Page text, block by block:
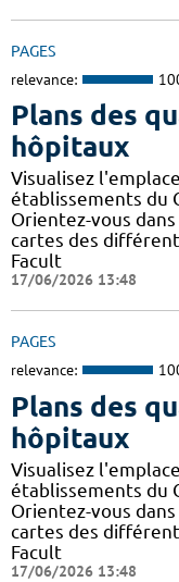
PAGES
relevance:
Plans des
hôpitaux
Visualisez
établissements du
Orientez-vous
cartes des
Facult
17/06/2026 13:48
PAGES
relevance:
Plans des
hôpitaux
Visualisez
établissements du
Orientez-vous
cartes des
Facult
17/06/2026 13:48